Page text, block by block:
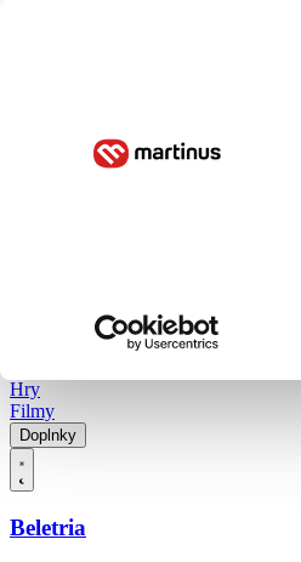
Hry
Filmy
Doplnky
Beletria